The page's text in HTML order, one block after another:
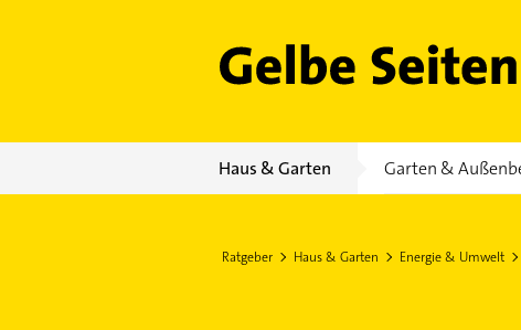
Gelbe Seiten
Haus & Garten Garten &
Ratgeber Haus & Garten Energie & Umwelt